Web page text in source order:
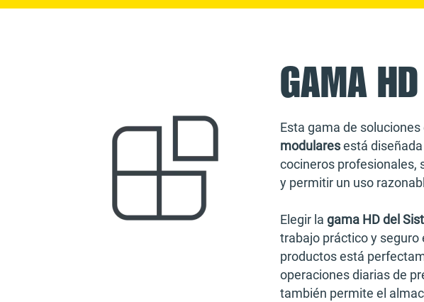
GAMA HD
Esta gama de
modularesestá diseñada
cocineros profesionales,
y permitir un uso
Elegir la gama HD del
trabajo práctico y seguro
productos está
operaciones diarias de
también permite el